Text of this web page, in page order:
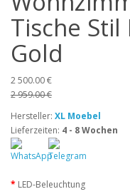
Tische
Gold
2 500.00 €
2 959.00 €
Hersteller: XL Moebel
Lieferzeiten: 4 - 8 Wochen
LED-Beleuchtung